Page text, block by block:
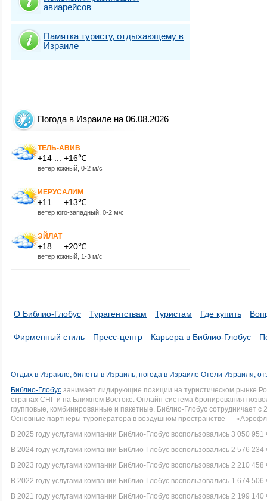
авиарейсов
Памятка туристу, отдыхающему в
Израиле
Погода в Израиле на 06.08.2026
ТЕЛЬ-АВИВ
+14 ... +16℃
ветер южный, 0-2 м/с
ИЕРУСАЛИМ
+11 ... +13℃
ветер юго-западный, 0-2 м/с
ЭЙЛАТ
+18 ... +20℃
ветер южный, 1-3 м/с
О Библио-Глобус Турагентствам Туристам Где купить
Фирменный стиль Пресс-центр Карьера в Библио-Глобус
Отдых в Израиле, билеты в Израиль, погода в Израиле Отели Израиля,
Библио-Глобус занимает лидирующие позиции на туристическом рынке
странах СНГ и на Ближнем Востоке. Онлайн-система бронирования
групповые, комбинированные и пакетные. Библио-Глобус сотрудничает
Основные партнеры туроператора в воздушном пространстве —
В 2025 году услугами компании Библио-Глобус воспользовались 3 050 951
В 2024 году услугами компании Библио-Глобус воспользовались 2 576 234
В 2023 году услугами компании Библио-Глобус воспользовались 2 210 458
В 2022 году услугами компании Библио-Глобус воспользовались 1 674 506
В 2021 году услугами компании Библио-Глобус воспользовались 2 199 140